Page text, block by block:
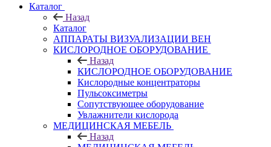
Каталог
Назад
Каталог
АППАРАТЫ ВИЗУАЛИЗАЦИИ ВЕН
КИСЛОРОДНОЕ ОБОРУДОВАНИЕ
Назад
КИСЛОРОДНОЕ ОБОРУДОВАНИЕ
Кислородные концентраторы
Пульсоксиметры
Сопутствующее оборудование
Увлажнители кислорода
МЕДИЦИНСКАЯ МЕБЕЛЬ
Назад